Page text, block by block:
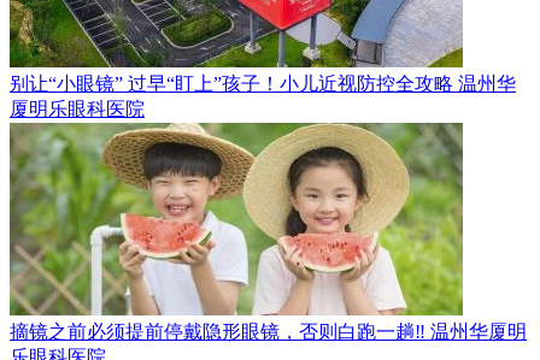
别让“小眼镜” 过早“盯上”孩子！小儿近视防控全攻略 温州华
厦明乐眼科医院
摘镜之前必须提前停戴隐形眼镜，否则白跑一趟‼️ 温州华厦明